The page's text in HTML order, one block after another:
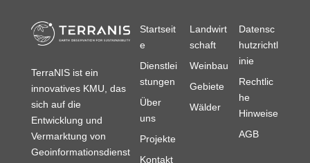
TerraNIS ist ein
innovatives KMU, das
sich auf die
Entwicklung und
Vermarktung von
Geoinformationsdienst
Startseit
e
Dienstlei
stungen
Über
uns
Projekte
Kontakt
Landwirt
schaft
Weinbau
Gebiete
Wälder
Datensc
hutzrichtl
inie
Rechtlic
he
Hinweise
AGB